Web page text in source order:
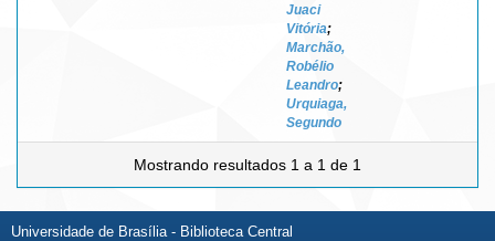
Juaci
Vitória;
Marchão,
Robélio
Leandro;
Urquiaga,
Segundo
Mostrando resultados 1 a 1 de 1
Universidade de Brasília - Biblioteca Central